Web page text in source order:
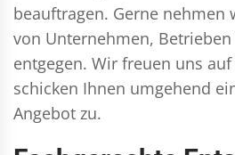
beauftragen. Gerne nehmen
von Unternehmen,
entgegen. Wir freuen uns
schicken Ihnen umgehend
Angebot zu.